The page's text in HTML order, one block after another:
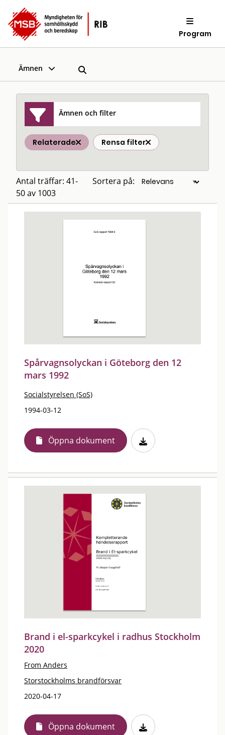
Program
Ämnen
Ämnen och filter
Relaterade Rensa filter
Antal träffar: 41-
50 av 1003
Sortera på:
Spårvagnsolyckan i Göteborg den 12
mars 1992
Socialstyrelsen (SoS)
1994-03-12
Öppna dokument
Brand i el-sparkcykel i radhus Stockholm
2020
From Anders
Storstockholms brandförsvar
2020-04-17
Öppna dokument